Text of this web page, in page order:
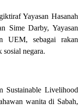
Yayasan Hasanah
Sime Darby, Yayasan
UEM, sebagai rakan
sosial negara.
Sustainable Livelihood
wanita di Sabah,